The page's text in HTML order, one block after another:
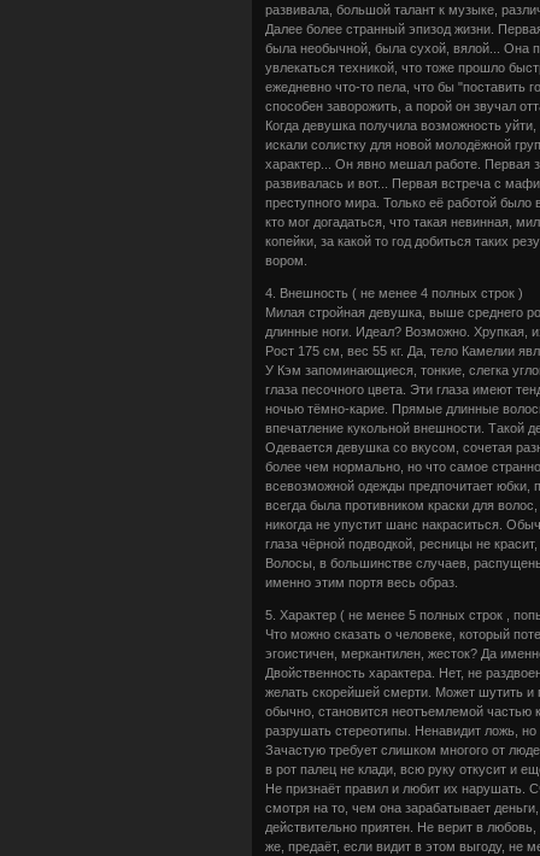
развивала, большой талант к музыке,
Далее более странный эпизод жизни.
была необычной, была сухой, вялой... Она
увлекаться техникой, что тоже прошло
ежедневно что-то пела, что бы "поставить
способен заворожить, а порой он звучал
Когда девушка получила возможность
искали солистку для новой молодёжной
характер... Он явно мешал работе. Первая
развивалась и вот... Первая встреча с
преступного мира. Только её работой
кто мог догадаться, что такая невинная,
копейки, за какой то год добиться таких
вором.
4. Внешность ( не менее 4 полных строк )
Милая стройная девушка, выше среднего
длинные ноги. Идеал? Возможно. Хрупкая,
Рост 175 см, вес 55 кг. Да, тело Камелии
У Кэм запоминающиеся, тонкие, слегка
глаза песочного цвета. Эти глаза имеют
ночью тёмно-карие. Прямые длинные
впечатление кукольной внешности. Такой
Одевается девушка со вкусом, сочетая
более чем нормально, но что самое
всевозможной одежды предпочитает юбки,
всегда была противником краски для
никогда не упустит шанс накраситься.
глаза чёрной подводкой, ресницы не
Волосы, в большинстве случаев,
именно этим портя весь образ.
5. Характер ( не менее 5 полных строк ,
Что можно сказать о человеке, который
эгоистичен, меркантилен, жесток? Да
Двойственность характера. Нет, не
желать скорейшей смерти. Может шутить и
обычно, становится неотъемлемой частью
разрушать стереотипы. Ненавидит ложь,
Зачастую требует слишком многого от
в рот палец не клади, всю руку откусит и
Не признаёт правил и любит их нарушать.
смотря на то, чем она зарабатывает
действительно приятен. Не верит в
же, предаёт, если видит в этом выгоду, не